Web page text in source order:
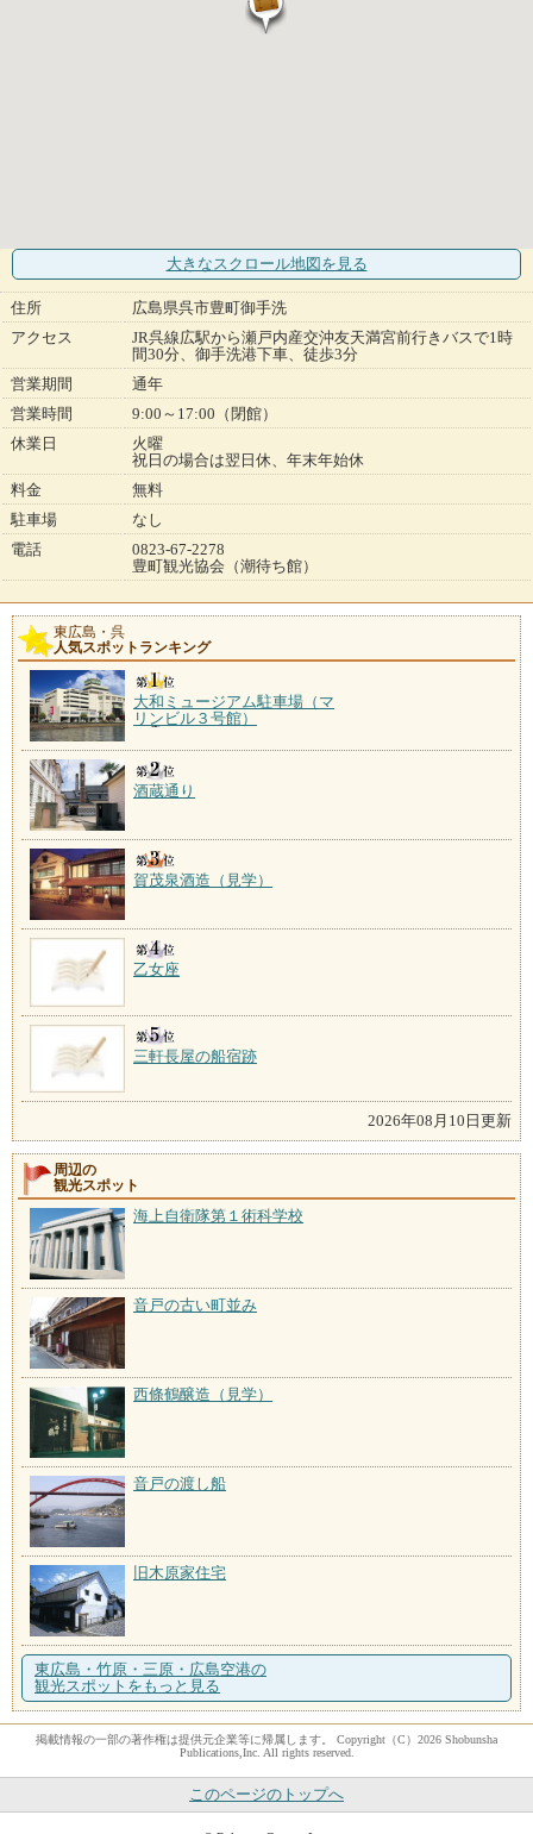
大きなスクロール地図 を見る
住所
広島県呉市豊町御手洗
アクセス
JR呉線広駅から瀬戸内産交沖友天満宮前行きバスで1時
間30分、御手洗港下車、徒歩3分
営業期間
通年
営業時間
9:00～17:00（閉館）
休業日
火曜
祝日の場合は翌日休、年末年始休
料金
無料
駐車場
なし
電話
0823-67-2278
豊町観光協会（潮待ち館）
東広島・呉
人気スポットランキング
大和ミュージアム駐車場（マ
リンビル３号館）
酒蔵通り
賀茂泉酒造（見学）
乙女座
三軒長屋の船宿跡
2026年08月10日更新
周辺の
観光スポット
海上自衛隊第１術科学校
音戸の古い町並み
西條鶴醸造（見学）
音戸の渡し船
旧木原家住宅
東広島・竹原・三原・広島空港の
観光スポットをもっと見る
掲載情報の一部の著作権は提供元企業等に帰属します。 Copyright（C）2026 Shobunsha
Publications,Inc. All rights reserved.
このページのトップへ